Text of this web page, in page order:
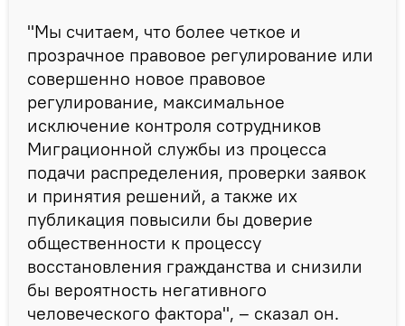
"Мы считаем, что более четкое и
прозрачное правовое регулирование или
совершенно новое правовое
регулирование, максимальное
исключение контроля сотрудников
Миграционной службы из процесса
подачи распределения, проверки заявок
и принятия решений, а также их
публикация повысили бы доверие
общественности к процессу
восстановления гражданства и снизили
бы вероятность негативного
человеческого фактора", – сказал он.